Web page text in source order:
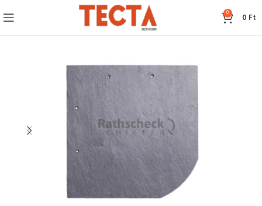
0 0 Ft